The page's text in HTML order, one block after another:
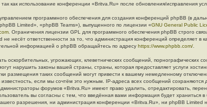
как использование конференции «Britva.Ru» после обновления/исправления
программного обеспечения для создания конференций phpBB (в
Limited», «phpBB Teams»), выпущенного по лицензии «GNU General Public
. Ограничения лицензии GPL для программного обеспечения phpBB строго
несёт ответственности за то, что администрация конференций определяет в
информацией о phpBB обращайтесь по адресу https://www.phpbb.com/
оскорбительных, угрожающих, клеветнических сообщений, порнографических
нарушить законы вашей страны, страны, которая предоставляет услуги
размещения таких сообщений могут привести к вашему немедленному
если мы сочтём это нужным. IP-адреса всех сообщений сохраняются
форумов «Britva.Ru» имеют право удалить, отредактировать,
вы согласны с тем, что введённая вами информация будет храниться
разрешения, ни администрация конференции «Britva.Ru», ни phpBB Limited